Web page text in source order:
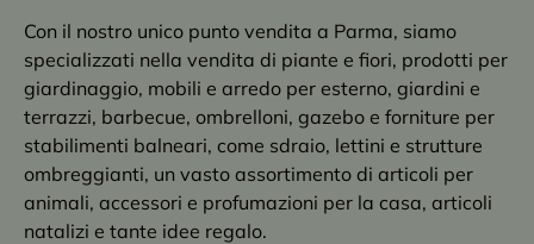
Con il nostro unico punto vendita a Parma, siamo
specializzati nella vendita di piante e fiori, prodotti per
giardinaggio, mobili e arredo per esterno, giardini e
terrazzi, barbecue, ombrelloni, gazebo e forniture per
stabilimenti balneari, come sdraio, lettini e strutture
ombreggianti, un vasto assortimento di articoli per
animali, accessori e profumazioni per la casa, articoli
natalizi e tante idee regalo.